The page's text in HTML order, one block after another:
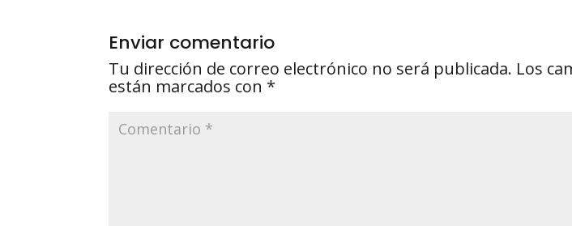
Enviar comentario
Tu dirección de correo electrónico no será publicada. Los
están marcados con *